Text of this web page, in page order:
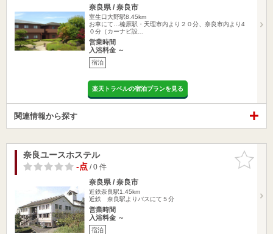
奈良県 / 奈良市
室生口大野駅8.45km
お車にて…榛原駅・天理市内より２０分、奈良市内より4
０分（カーナビ設…
営業時間
入浴料金 ～
宿泊
楽天トラベルの宿泊プランを見る
関連情報から探す
お気に入
りに追加
奈良ユースホステル
-点/ 0 件
奈良県 / 奈良市
近鉄奈良駅1.45km
近鉄 奈良駅よりバスにて５分
営業時間
入浴料金 ～
宿泊